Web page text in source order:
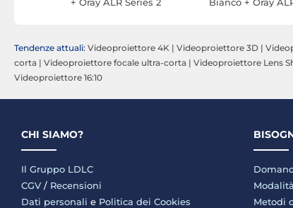
Tendenze attuali: Videoproiettore 4K | Videoproiettore 3D |
corta | Videoproiettore focale ultra-corta | Videoproiettore Lens
Videoproiettore 16:10
CHI SIAMO?
Il Gruppo LDLC
CGV / Recensioni
Dati personali e Politica dei Cookies
Metodi